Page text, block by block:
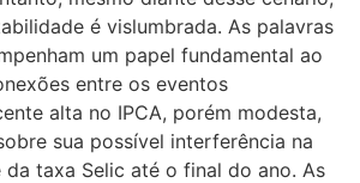
é vislumbrada. As palavras
um papel fundamental ao
entre os eventos
alta no IPCA, porém modesta,
sua possível interferência na
taxa Selic até o final do ano. As